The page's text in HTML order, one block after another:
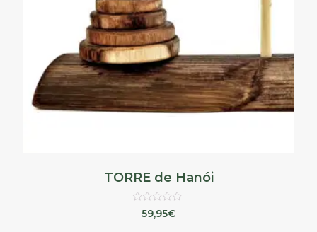
TORRE de Hanói
Valorado
59,95€